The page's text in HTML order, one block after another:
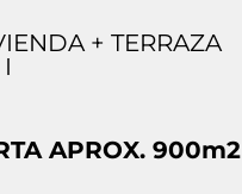
+ TERRAZA
APROX. 900m2